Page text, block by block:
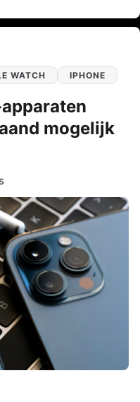
WATCH IPHONE
mogelijk